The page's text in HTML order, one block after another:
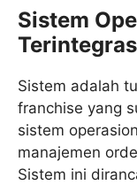
Sistem
Sistem adalah
franchise yang
sistem
manajemen
Sistem ini